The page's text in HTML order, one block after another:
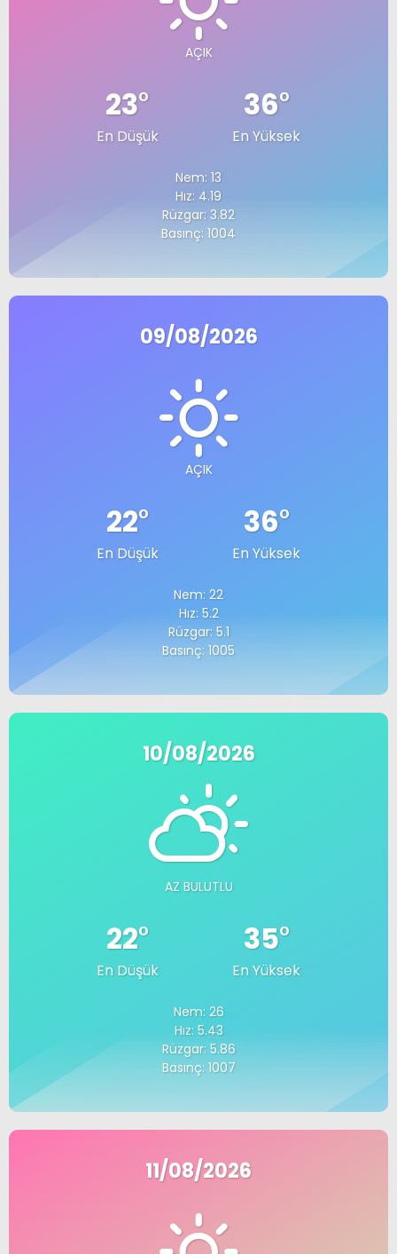
AÇIK
23°
En Düşük
36°
En Yüksek
Nem: 13
Hız: 4.19
Rüzgar: 3.82
Basınç: 1004
09/08/2026
AÇIK
22°
En Düşük
36°
En Yüksek
Nem: 22
Hız: 5.2
Rüzgar: 5.1
Basınç: 1005
10/08/2026
AZ BULUTLU
22°
En Düşük
35°
En Yüksek
Nem: 26
Hız: 5.43
Rüzgar: 5.86
Basınç: 1007
11/08/2026